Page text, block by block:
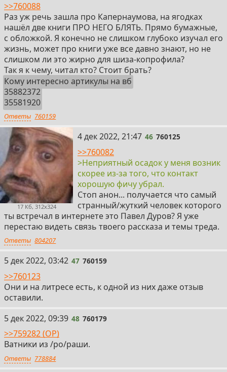
>>760088
Раз уж речь зашла про Капернаумова, на ягодках
нашёл две книги ПРО НЕГО БЛЯТЬ. Прямо бумажные,
с обложкой. Я конечно не слишком глубоко изучал его
жизнь, может про книги уже все давно знают, но не
слишком ли это жирно для шиза-копрофила?
Так я к чему, читал кто? Стоит брать?
Кому интересно артикулы на вб
35882372
35581920
Ответы 760159
17 Кб, 312x324
46
4 дек 2022, 21:47 46 760125
>>760082
>Неприятный осадок у меня возник
скорее из-за того, что контакт
хорошую фичу убрал.
Стоп анон... получается что самый
странный/жуткий человек которого
ты встречал в интернете это Павел Дуров? Я уже
перестаю видеть связь твоего рассказа и темы треда.
Ответы 804207
47
5 дек 2022, 03:42 47 760159
>>760123
Они и на литресе есть, к одной из них даже отзыв
оставили.
48
5 дек 2022, 09:39 48 760179
>>759282 (OP)
Ватники из /po/раши.
Ответы 778884